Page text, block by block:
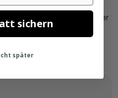
ZD421D Ethernet Drucker
Etiketten 102mm x 150mm
sichern
später